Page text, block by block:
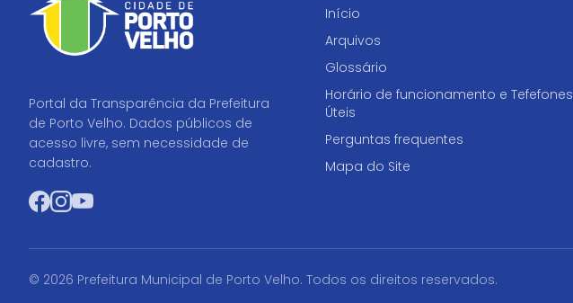
Portal da Transparência da Prefeitura
de Porto Velho. Dados públicos de
acesso livre, sem necessidade de
cadastro.
Facebook
Instagram
YouTube
Início
Arquivos
Glossário
Horário de funcionamento e Tefefones
Úteis
Perguntas frequentes
Mapa do Site
© 2026 Prefeitura Municipal de Porto Velho. Todos os direitos reservados.